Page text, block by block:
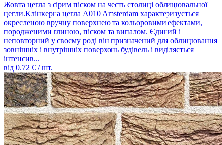
Жовта цегла з сірим піском на честь столиці облицювальної
цегли.Клінкерна цегла A010 Amsterdam характеризується
окресленою вручну поверхнею та кольоровими ефектами,
породженими глиною, піском та випалом. Єдиний і
неповторний у своєму роді він призначений для облицювання
зовнішніх і внутрішніх поверхонь будівель і виділяється
інтенсив...
від 0.72 € / шт.